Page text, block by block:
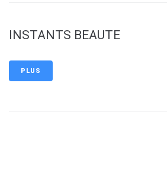
INSTANTS BEAUTE
PLUS